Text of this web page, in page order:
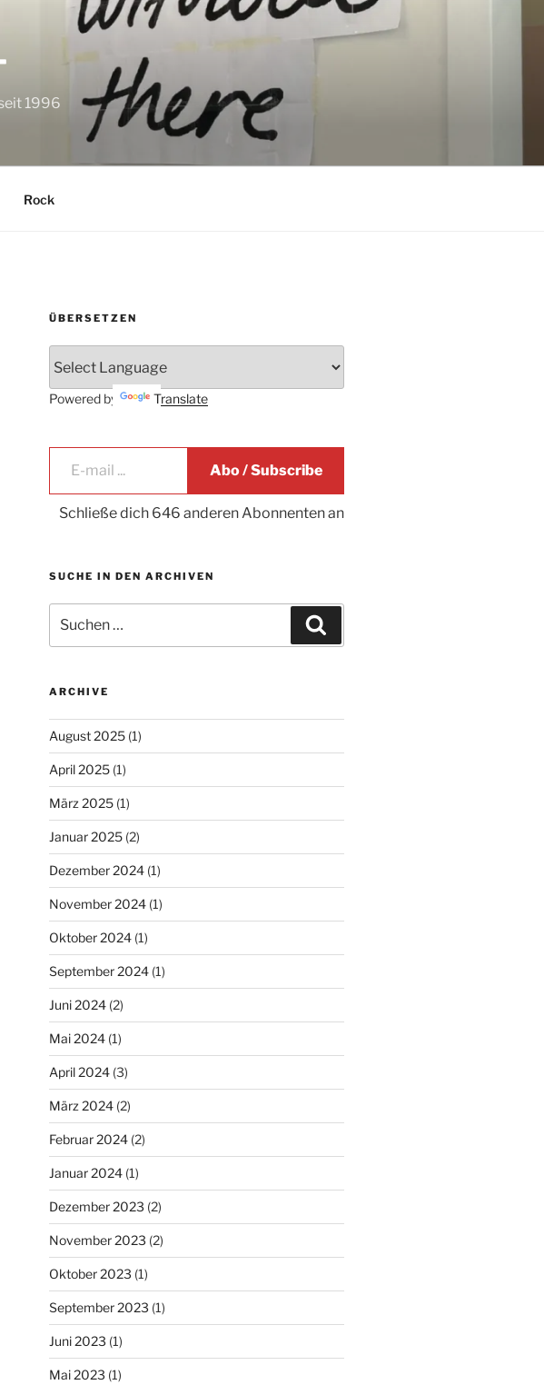
1996
Rock
ÜBERSETZEN
Powered by Translate
E-mail ...
Abo / Subscribe
Schließe dich 646 anderen Abonnenten an
SUCHE IN DEN ARCHIVEN
nach:
ARCHIVE
August 2025(1)
April 2025(1)
März 2025(1)
Januar 2025(2)
Dezember 2024(1)
November 2024(1)
Oktober 2024(1)
September 2024(1)
Juni 2024(2)
Mai 2024(1)
April 2024(3)
März 2024(2)
Februar 2024(2)
Januar 2024(1)
Dezember 2023 (2)
November 2023 (2)
Oktober 2023 (1)
September 2023 (1)
Juni 2023 (1)
Mai 2023 (1)